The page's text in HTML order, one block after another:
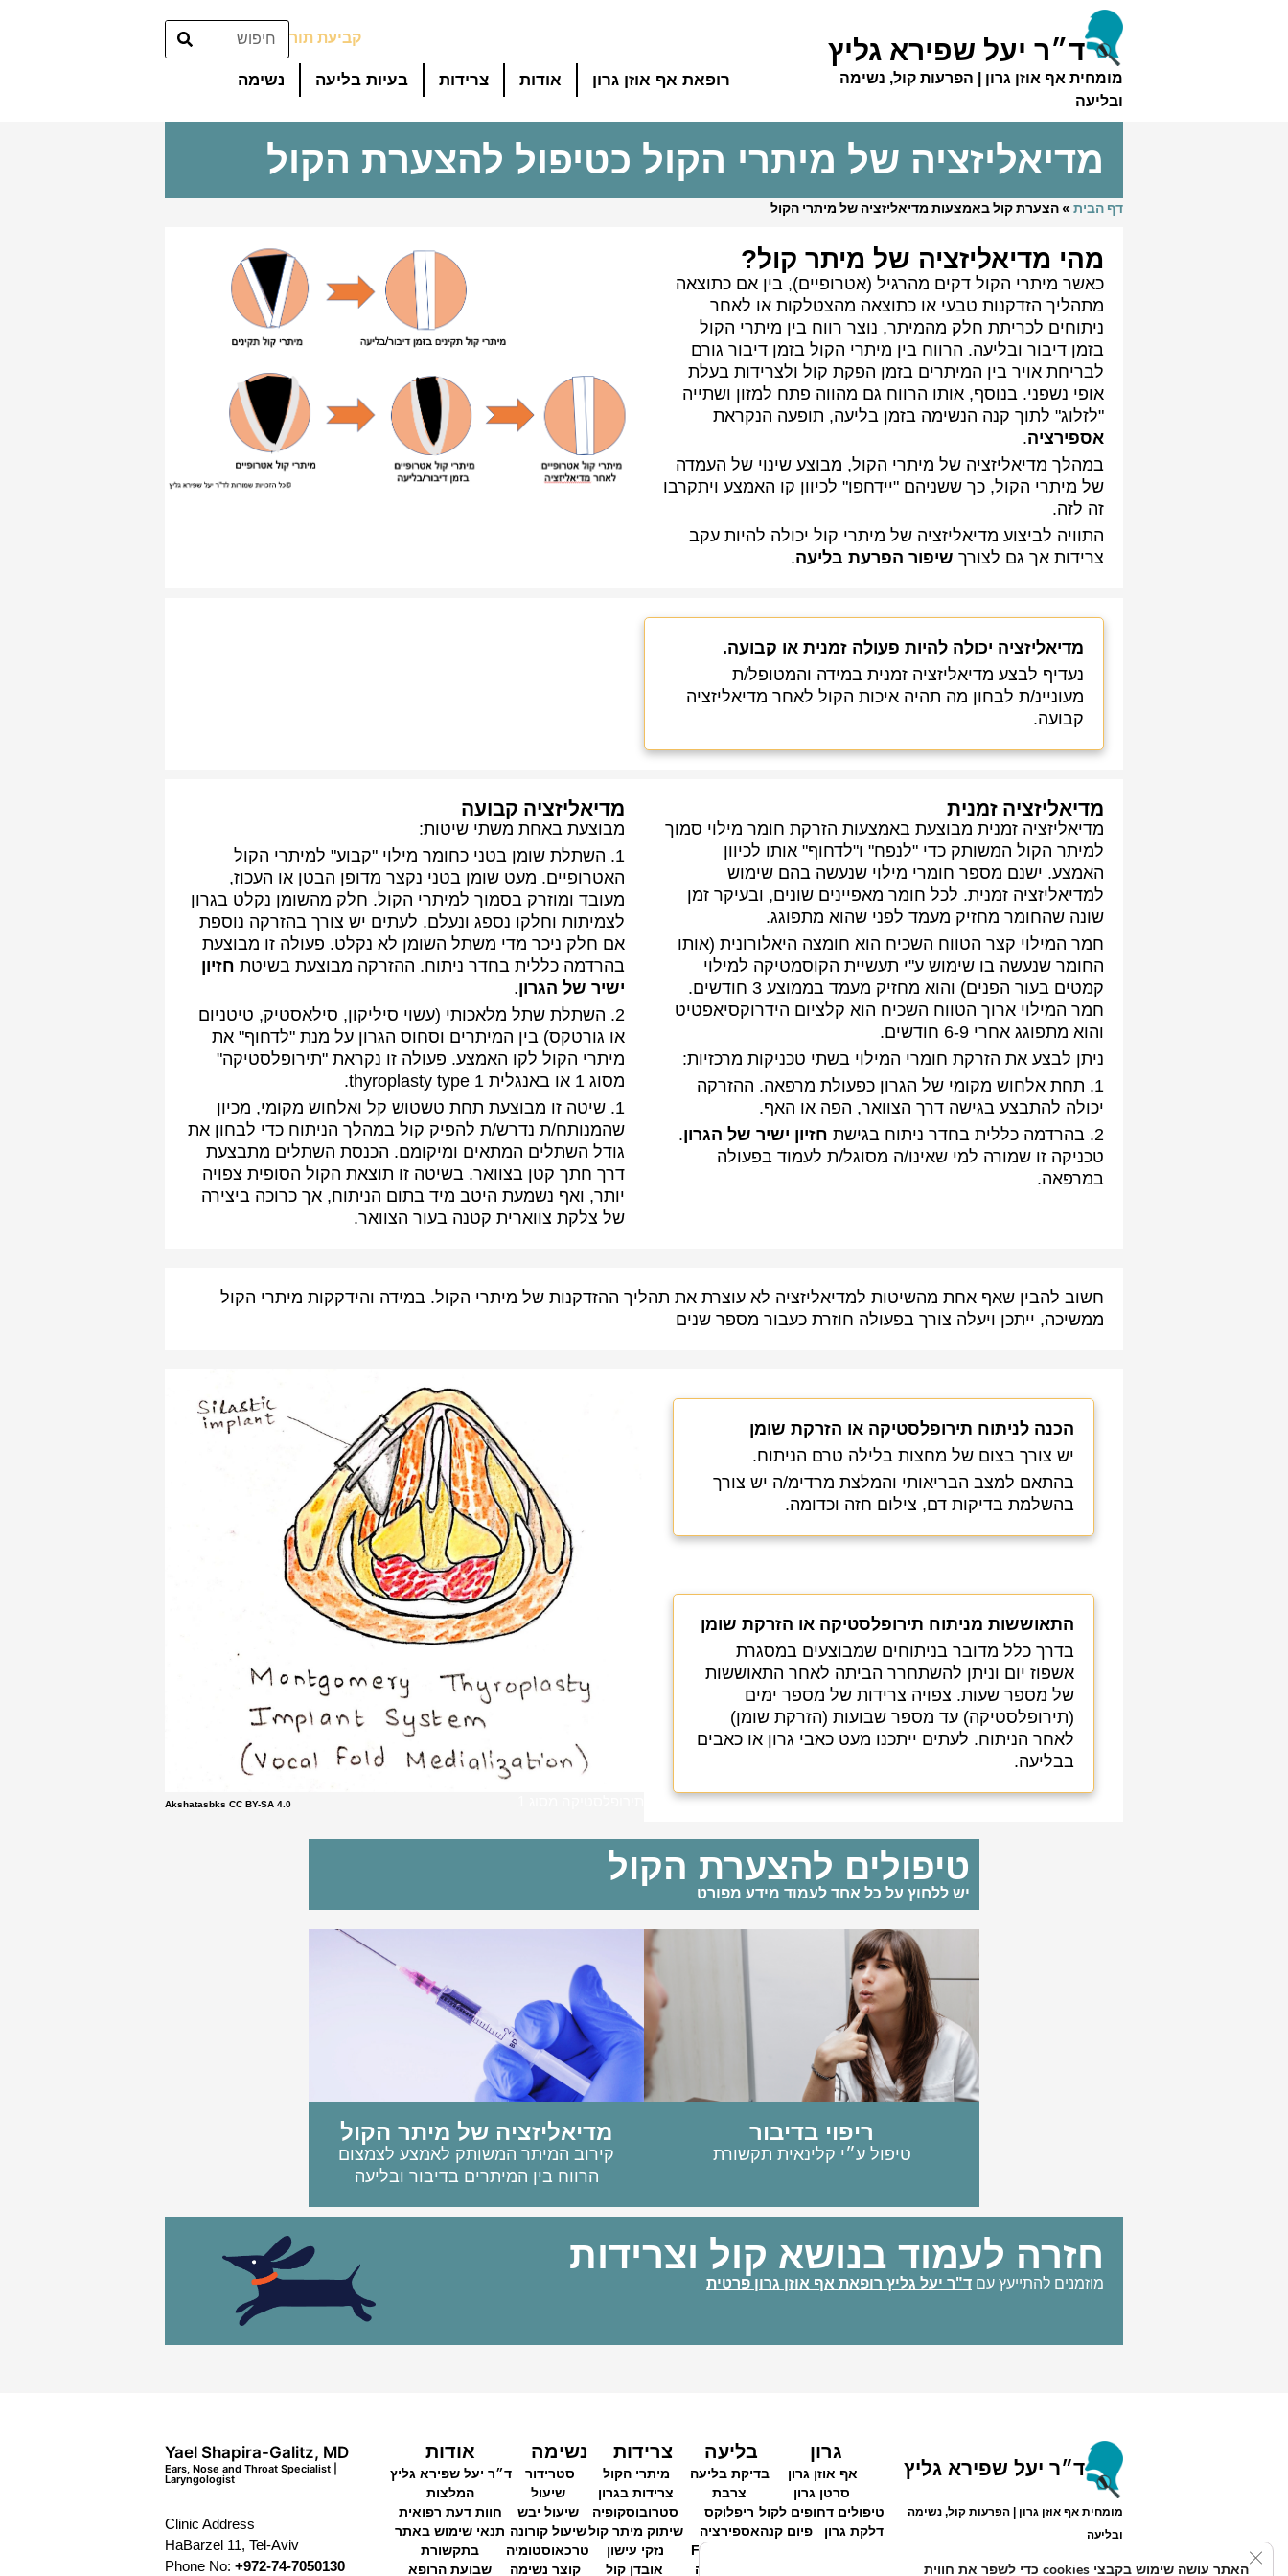
ד״ר יעל שפירא גליץ
מומחית אף אוזן גרון | הפרעות קול, נשימה
ובליעה
קביעת תור
רופאת אף אוזן גרון אודות צרידות בעיות בליעה נשימה
מדיאליזציה של מיתרי הקול כטיפול להצערת הקול
דף הבית » הצערת קול באמצעות מדיאליזציה של מיתרי הקול
מהי מדיאליזציה של מיתר קול?
כאשר מיתרי הקול דקים מהרגיל (אטרופיים), בין אם כתוצאה
מתהליך הזדקנות טבעי או כתוצאה מהצטלקות או לאחר
ניתוחים לכריתת חלק מהמיתר, נוצר רווח בין מיתרי הקול
בזמן דיבור ובליעה. הרווח בין מיתרי הקול בזמן דיבור גורם
לבריחת אויר בין המיתרים בזמן הפקת קול ולצרידות בעלת
אופי נשפני. בנוסף, אותו הרווח גם מהווה פתח למזון ושתייה
"לזלוג" לתוך קנה הנשימה בזמן בליעה, תופעה הנקראת
אספירציה.
במהלך מדיאליזציה של מיתרי הקול, מבוצע שינוי של העמדה
של מיתרי הקול, כך ששניהם "יידחפו" לכיוון קו האמצע ויתקרבו
זה לזה.
התוויה לביצוע מדיאליזציה של מיתרי קול יכולה להיות עקב
צרידות אך גם לצורך שיפור הפרעת בליעה.
מדיאליזציה יכולה להיות פעולה זמנית או קבועה.
נעדיף לבצע מדיאליזציה זמנית במידה והמטופל/ת
מעוניינ/ת לבחון מה תהיה איכות הקול לאחר מדיאליזציה
קבועה.
מדיאליזציה זמנית
מדיאליזציה זמנית מבוצעת באמצעות הזרקת חומר מילוי סמוך
למיתר הקול המשותק כדי "לנפח" ו"לדחוף" אותו לכיוון
האמצע. ישנם מספר חומרי מילוי שנעשה בהם שימוש
למדיאליזציה זמנית. לכל חומר מאפיינים שונים, ובעיקר זמן
שונה שהחומר מחזיק מעמד לפני שהוא מתפוגג.
חמר המילוי קצר הטווח השכיח הוא חומצה היאלורונית (אותו
החומר שנעשה בו שימוש ע"י תעשיית הקוסמטיקה למילוי
קמטים בעור הפנים) והוא מחזיק מעמד בממוצע 3 חודשים.
חמר המילוי ארוך הטווח השכיח הוא קלציום הידרוקסיאפטיט
והוא מתפוגג אחרי 6-9 חודשים.
ניתן לבצע את הזרקת חומרי המילוי בשתי טכניקות מרכזיות:
1. תחת אלחוש מקומי של הגרון כפעולת מרפאה. ההזרקה
יכולה להתבצע בגישה דרך הצוואר, הפה או האף.
2. בהרדמה כללית בחדר ניתוח בגישת
חזיון ישיר של הגרון.
טכניקה זו שמורה למי שאינו/ה מסוגל/ת לעמוד בפעולה
במרפאה.
מדיאליזציה קבועה
מבוצעת באחת משתי שיטות:
1. השתלת שומן בטני כחומר מילוי "קבוע" למיתרי הקול
האטרופיים. מעט שומן בטני נקצר מדופן הבטן או העכוז,
מעובד ומוזרק בסמוך למיתרי הקול. חלק מהשומן נקלט בגרון
לצמיתות וחלקו נספג ונעלם. לעתים יש צורך בהזרקה נוספת
אם חלק ניכר מדי משתל השומן לא נקלט. פעולה זו מבוצעת
בהרדמה כללית בחדר ניתוח. ההזרקה מבוצעת בשיטת חזיון
ישיר של הגרון.
2. השתלת שתל מלאכותי (עשוי סיליקון, סילאסטיק, טיטניום
או גורטקס) בין המיתרים וסחוס הגרון על מנת "לדחוף" את
מיתרי הקול לקו האמצע. פעולה זו נקראת "תירופלסטיקה"
מסוג 1 או באנגלית thyroplasty type 1.
1. שיטה זו מבוצעת תחת טשטוש קל ואלחוש מקומי, מכיון
שהמנותח/ת נדרש/ת להפיק קול במהלך הניתוח כדי לבחון את
גודל השתלים המתאים ומיקומם. הכנסת השתלים מתבצעת
דרך חתך קטן בצוואר. בשיטה זו תוצאת הקול הסופית צפויה
יותר, ואף נשמעת היטב מיד בתום הניתוח, אך כרוכה ביצירה
של צלקת צווארית קטנה בעור הצוואר.
חשוב להבין שאף אחת מהשיטות למדיאליזציה לא עוצרת את תהליך ההזדקנות של מיתרי הקול. במידה והידקקות מיתרי הקול
ממשיכה, ייתכן ויעלה צורך בפעולה חוזרת כעבור מספר שנים
הכנה לניתוח תירופלסטיקה או הזרקת שומן
יש צורך בצום של מחצות בלילה טרם הניתוח.
בהתאם למצב הבריאותי והמלצת מרדימ/ה יש צורך
בהשלמת בדיקות דם, צילום חזה וכדומה.
התאוששות מניתוח תירופלסטיקה או הזרקת שומן
בדרך כלל מדובר בניתוחים שמבוצעים במסגרת
אשפוז יום וניתן להשתחרר הביתה לאחר התאוששות
של מספר שעות. צפויה צרידות של מספר ימים
(תירופלסטיקה) עד מספר שבועות (הזרקת שומן)
לאחר הניתוח. לעתים ייתכנו מעט כאבי גרון או כאבים
בבליעה.
Akshatasbks CC BY-SA 4.0
טיפולים להצערת הקול
יש ללחוץ על כל אחד לעמוד מידע מפורט
ריפוי בדיבור
טיפול ע״י קלינאית תקשורת
מדיאליזציה של מיתר הקול
קירוב המיתר המשותק לאמצע לצמצום
הרווח בין המיתרים בדיבור ובליעה
חזרה לעמוד בנושא קול וצרידות
מוזמנים להתייעץ עם ד"ר יעל גליץ רופאת אף אוזן גרון פרטית
ד״ר יעל שפירא גליץ
מומחית אף אוזן גרון | הפרעות קול, נשימה
ובליעה
גרון
אף אוזן גרון
סרטן גרון
טיפולים דחופים לקול
דלקת גרון
פיום קנה
בליעה
בדיקת בליעה
צרבת
ריפלוקס
אספירציה
ריפוי בליעה
צרידות
מיתרי הקול
צרידות בגרון
סטרובוסקופיה
שיתוק מיתר קול
נזקי עישון
אובדן קול
נשימה
סטרידור
שיעול
שיעול יבש
שיעול קורונה
טרכאוסטומיה
קוצר נשימה
אודות
ד״ר יעל שפירא גליץ
המלצות
חוות דעת רפואית
תנאי שימוש באתר
בתקשורת
שבועת הרופא
Yael Shapira-Galitz, MD
Ears, Nose and Throat Specialist |
Laryngologist
Clinic Address
HaBarzel 11, Tel-Aviv
Phone No: +972-74-7050130 האתר עושה שימוש בקבצי cookies כדי לשפר את חווית
Close GDPR Cookie Banner